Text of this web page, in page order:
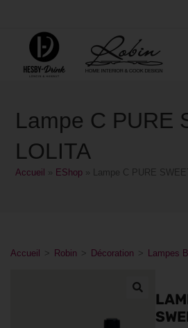
Lampe C PURE
LOLITA
Accueil EShop Lampe C PURE
Accueil > Robin > Décoration > Lampes